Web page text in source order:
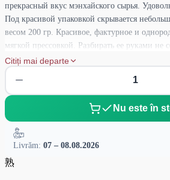
прекрасный вкус мэнхайского сырья.
Под красивой упаковкой скрывается
весом 200 гр. Красивое, фактурное и
мягкой прессовкой. Разбирать ее руками не
Лепешка очень легко разбирается на
при этом целостность сырья. На разломе
обилием чайных почек и небольшим
сухого чая мягкий, сдержанный, пряно-
шоколадными нюансами. Букет готового чая
пряности, орехи, шоколад и восточные
свою очередь отмечаются чистотой,
Citiți mai departe
Nu este în
Livrăm: 07 – 08.08.2026
熟